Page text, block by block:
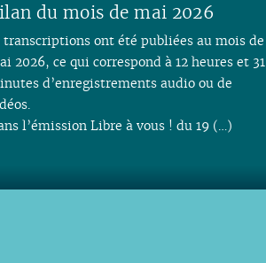
du mois de mai 2026
transcriptions ont été publiées au mois de
2026, ce qui correspond à 12 heures et 31
d’enregistrements audio ou de
l’émission Libre à vous ! du 19 (…)